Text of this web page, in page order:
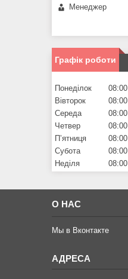
Менеджер
Графік роботи
Понеділок 08:00
Вівторок
08:00
Середа
08:00
Четвер
08:00
Пʼятниця
08:00
Субота
08:00
Неділя
08:00
О НАС
Мы в Вконтакте